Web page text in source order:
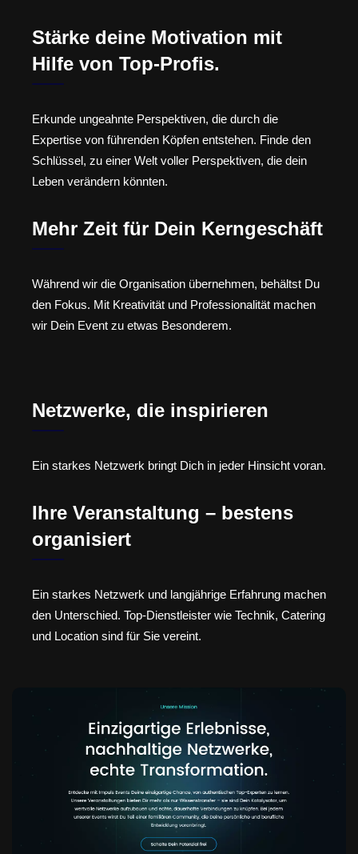
Stärke deine Motivation mit
Hilfe von Top-Profis.
Erkunde ungeahnte Perspektiven, die durch die
Expertise von führenden Köpfen entstehen. Finde den
Schlüssel, zu einer Welt voller Perspektiven, die dein
Leben verändern könnten.
Mehr Zeit für Dein Kerngeschäft
Während wir die Organisation übernehmen, behältst Du
den Fokus. Mit Kreativität und Professionalität machen
wir Dein Event zu etwas Besonderem.
Netzwerke, die inspirieren
Ein starkes Netzwerk bringt Dich in jeder Hinsicht voran.
Ihre Veranstaltung – bestens
organisiert
Ein starkes Netzwerk und langjährige Erfahrung machen
den Unterschied. Top-Dienstleister wie Technik, Catering
und Location sind für Sie vereint.